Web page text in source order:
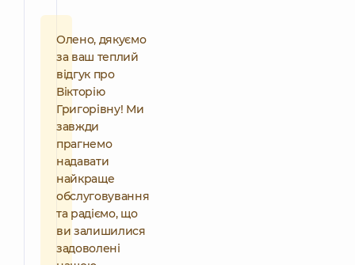
Олено, дякуємо
за ваш теплий
відгук про
Вікторію
Григорівну! Ми
завжди
прагнемо
надавати
найкраще
обслуговування
та радіємо, що
ви залишилися
задоволені